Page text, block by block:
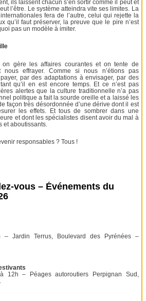
ils laissent chacun s’en sortir comme il peut et
l’être. Le système atteindra vite ses limites. La
fera de l’autre, celui qui rejette la
qu’il faut préserver, la preuve que le pire n’est
pas un modèle à imiter.
on gère les affaires courantes et on tente de
effrayer. Comme si nous n’étions pas
par des adaptations à envisager, par des
qu’il en est encore temps. Et ce n’est pas
alertes que la culture traditionnelle n’a pas
politique a fait la sourde oreille et a laissé les
façon très désordonnée d’une dérive dont il est
les effets. Et tous de sombrer dans une
et dont les spécialistes disent avoir du mal à
et aboutissants.
responsables ? Tous !
vous – Événements du
Jardin Terrus, Boulevard des Pyrénées –
12h – Péages autoroutiers Perpignan Sud,